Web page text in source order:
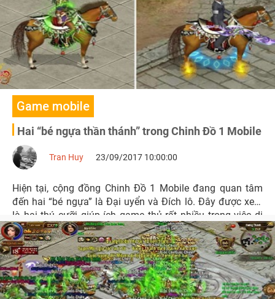
Game mobile
Hai “bé ngựa thần thánh” trong Chinh Đồ 1 Mobile
Hiện tại, cộng đồng Chinh Đồ 1 Mobile đang quan tâm
đến hai “bé ngựa” là Đại uyển và Đích lô. Đây được xem
là hai thú cưỡi giúp ích game thủ rất nhiều trong việc di
chuyển thực hiện nhiệm vụ và linh hoạt tương tác trên
chiến trường.